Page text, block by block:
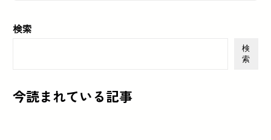
検索
検
索
今読まれている記事